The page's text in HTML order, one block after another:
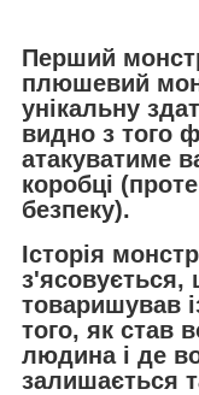
Перший
плюшевий
унікальну
видно з того
атакуватиме
коробці
безпеку).
Історія
з'ясовується,
товаришував
того, як став
людина і де
залишається